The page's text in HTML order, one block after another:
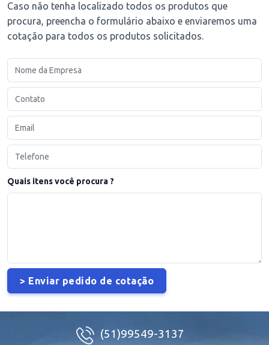
Caso não tenha localizado todos os produtos que
procura, preencha o formulário abaixo e enviaremos uma
cotação para todos os produtos solicitados.
Quais itens você procura ?
(51)99549-3137